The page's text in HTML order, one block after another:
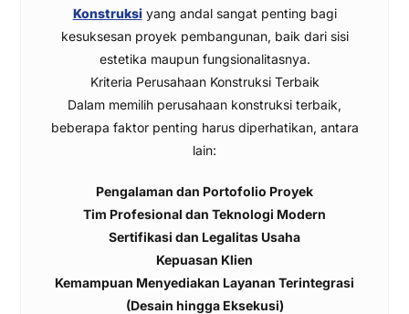
Konstruksiyang andal sangat penting bagi
kesuksesan proyek pembangunan, baik dari sisi
estetika maupun fungsionalitasnya.
Kriteria Perusahaan Konstruksi Terbaik
Dalam memilih perusahaan konstruksi terbaik,
beberapa faktor penting harus diperhatikan, antara
lain:
Pengalaman dan Portofolio Proyek
Tim Profesional dan Teknologi Modern
Sertifikasi dan Legalitas Usaha
Kepuasan Klien
Kemampuan Menyediakan Layanan Terintegrasi
(Desain hingga Eksekusi)